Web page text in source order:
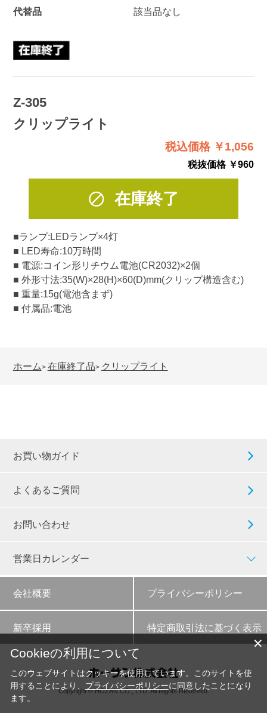
代替品 該当品なし
Z-305
クリップライト
税込価格 ￥1,056
税抜価格 ￥960
在庫終了
■ランプ:LEDランプ×4灯
■ LED寿命:10万時間
■ 電源:コイン形リチウム電池(CR2032)×2個
■ 外形寸法:35(W)×28(H)×60(D)mm(クリップ構造含む)
■ 重量:15g(電池含まず)
■ 付属品:電池
ホーム> 在庫終了品> クリップライト
お買い物ガイド
よくあるご質問
お問い合わせ
営業日カレンダー
会社概要 プライバシーポリシー
新卒採用 特定商取引法に基づく表示
Copyright © HOZAN CO., LTD. All Rights Reserved.
✕
Cookieの利用について
このウェブサイトはクッキーを使用しています。このサイトを使
用することにより、 プライバシーポリシーに同意したことになり
ます。